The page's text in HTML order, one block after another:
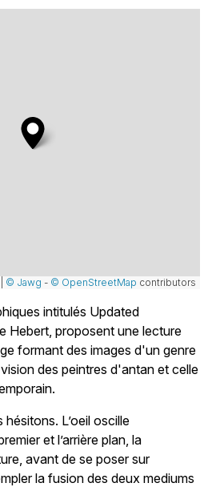
intitulés Updated
Hebert, proposent une lecture
formant des images d'un genre
des peintres d'antan et celle
L’oeil oscille
et l’arrière plan, la
avant de se poser sur
la fusion des deux mediums
© Jawg - © OpenStreetMap contributors